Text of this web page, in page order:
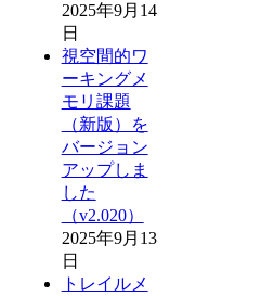
2025年9月14
日
視空間的ワ
ーキングメ
モリ課題
（新版）を
バージョン
アップしま
した
（v2.020）
2025年9月13
日
トレイルメ